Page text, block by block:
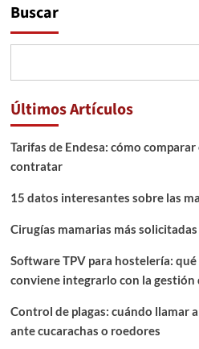
Buscar
Últimos Artículos
Tarifas de Endesa: cómo
contratar
15 datos interesantes sobre las
Cirugías mamarias más
Software TPV para hostelería:
conviene integrarlo con la
Control de plagas: cuándo llamar
ante cucarachas o roedores